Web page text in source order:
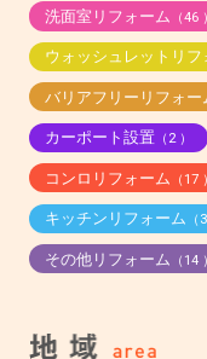
洗面室リフォーム （46 ）
ウォッシュレットリフ
バリアフリーリフォー
カーポート設置（2 ）
コンロリフォーム （17 ）
キッチンリフォーム （
その他リフォーム （14 ）